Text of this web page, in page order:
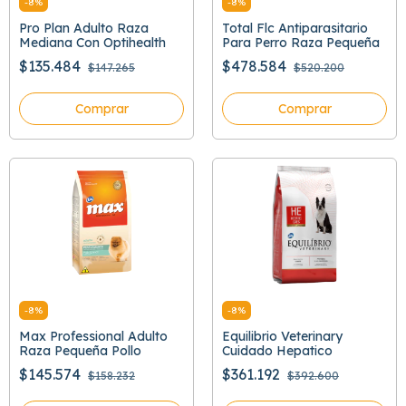
Pro Plan Adulto Raza
Mediana Con Optihealth
$135.484 $147.265
Comprar
Total Flc Antiparasitario
Para Perro Raza Pequeña
$478.584 $520.200
Comprar
-8%
Max Professional Adulto
Raza Pequeña Pollo
$145.574 $158.232
-8%
Equilibrio Veterinary
Cuidado Hepatico
$361.192 $392.600